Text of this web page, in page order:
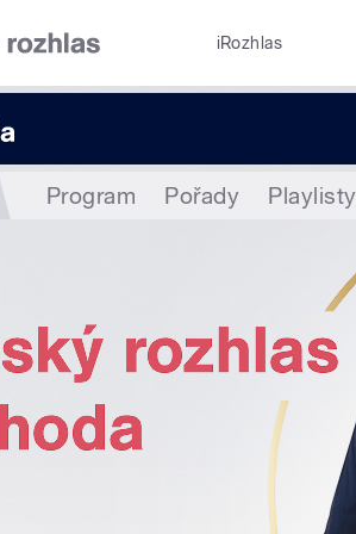
iRozhlas
Program Pořady Playlisty